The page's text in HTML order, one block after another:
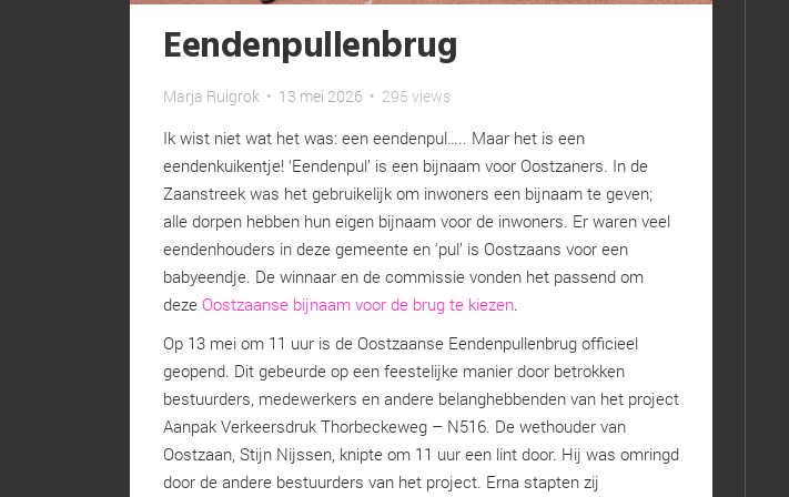
Eendenpullenbrug
Marja Ruigrok • 13 mei 2026 • 295 views
Ik wist niet wat het was: een eendenpul….. Maar het is een
eendenkuikentje! ‘Eendenpul’ is een bijnaam voor Oostzaners. In de
Zaanstreek was het gebruikelijk om inwoners een bijnaam te geven;
alle dorpen hebben hun eigen bijnaam voor de inwoners. Er waren veel
eendenhouders in deze gemeente en ‘pul’ is Oostzaans voor een
babyeendje. De winnaar en de commissie vonden het passend om
deze Oostzaanse bijnaam voor de brug te kiezen.
Op 13 mei om 11 uur is de Oostzaanse Eendenpullenbrug officieel
geopend. Dit gebeurde op een feestelijke manier door betrokken
bestuurders, medewerkers en andere belanghebbenden van het project
Aanpak Verkeersdruk Thorbeckeweg – N516. De wethouder van
Oostzaan, Stijn Nijssen, knipte om 11 uur een lint door. Hij was omringd
door de andere bestuurders van het project. Erna stapten zij